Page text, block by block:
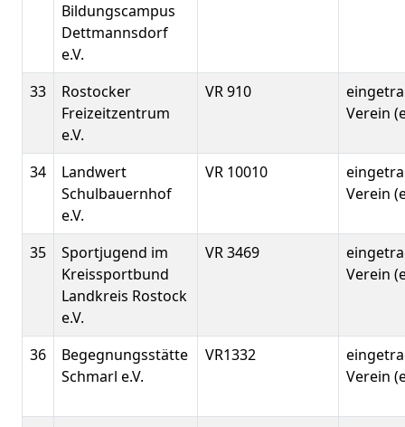
Bildungscampus
Dettmannsdorf
e.V.
33
Rostocker
Freizeitzentrum
e.V.
VR 910
Verein
34
Landwert
Schulbauernhof
e.V.
VR 10010
Verein
35
Sportjugend im
Kreissportbund
Landkreis Rostock
e.V.
VR 3469
Verein
36
Begegnungsstätte
Schmarl e.V.
VR1332
Verein